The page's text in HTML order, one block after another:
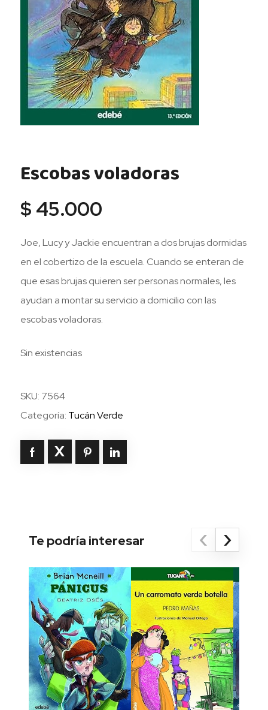
Escobas voladoras
$ 45.000
Joe, Lucy y Jackie encuentran a dos brujas dormidas
en el cobertizo de la escuela. Cuando se enteran de
que esas brujas quieren ser personas normales, les
ayudan a montar su servicio a domicilio con las
escobas voladoras.
Sin existencias
SKU: 7564
Categoría: Tucán Verde
Te podría interesar ‹ ›